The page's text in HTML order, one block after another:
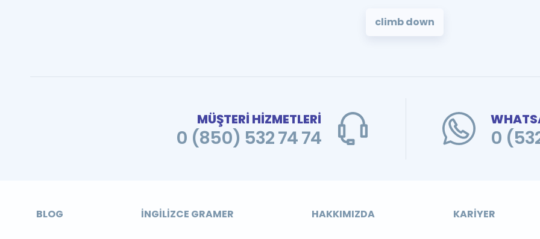
climb down
MÜŞTERİ HİZMETLERİ
0 (850) 532 74 74 0
BLOG İNGILIZCE GRAMER HAKKIMIZDA KARIYER